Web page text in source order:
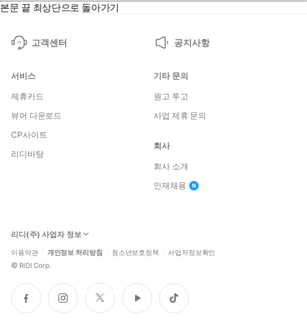
본문 끝 최상단으로 돌아가기
고객센터 공지사항
서비스
제휴카드
뷰어 다운로드
CP사이트
리디바탕
기타 문의
원고 투고
사업 제휴 문의
회사
회사 소개
인재채용
리디(주) 사업자 정보
이용약관 개인정보 처리방침 청소년보호정책 사업자정보확인
© RIDI Corp.
페
이
인
스
트
위
유
튜
틱
톡